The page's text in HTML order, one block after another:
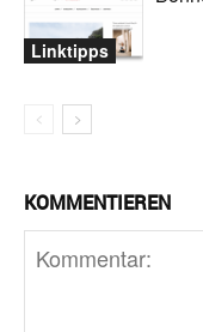
Linktipps
KOMMENTIEREN